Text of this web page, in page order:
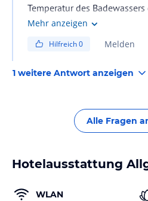
Temperatur des
beenden, habe ich
sein als in den meisten
den beiden Whirlpools sogar
Mehr anzeigen
Hilfreich0 Melden
1 weitere Antwort anzeigen
Alle Fragen
Hotelausstattung
WLAN